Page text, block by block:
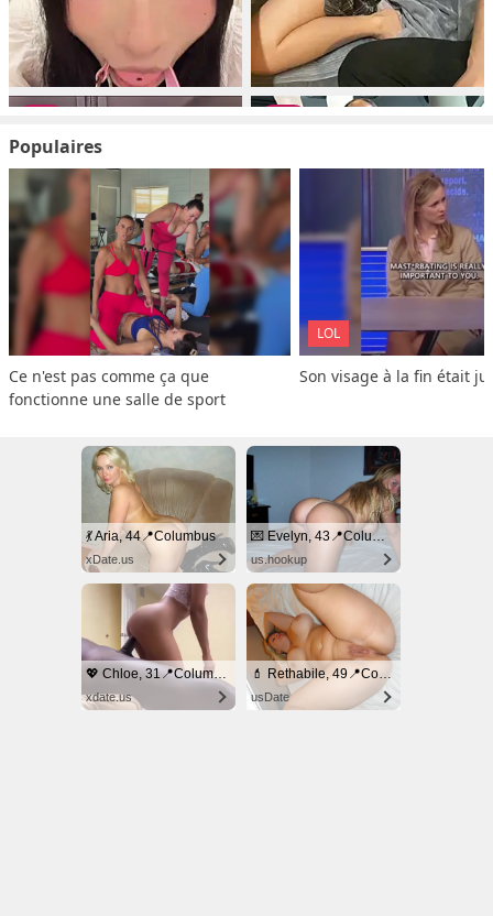
Populaires
Ce n'est pas comme ça que
fonctionne une salle de sport
LOL
Son visage à la fin était